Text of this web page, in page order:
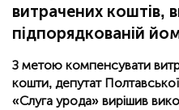
витрачених коштів,
підпорядкованій
З метою компенсувати
кошти, депутат Полтавської
«Слуга урода» вирішив